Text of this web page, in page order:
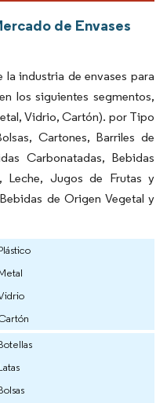
de Envases
la industria de envases para
los siguientes segmentos,
Vidrio, Cartón). por Tipo
Cartones, Barriles de
Carbonatadas, Bebidas
Leche, Jugos de Frutas y
de Origen Vegetal y